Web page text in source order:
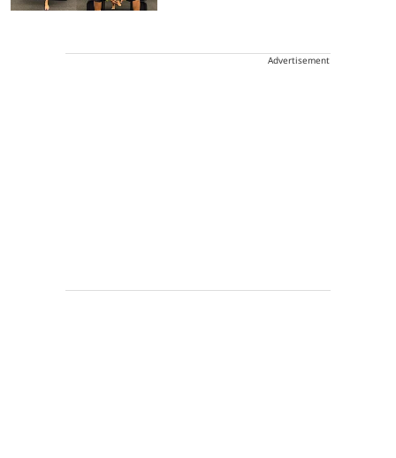
Advertisement